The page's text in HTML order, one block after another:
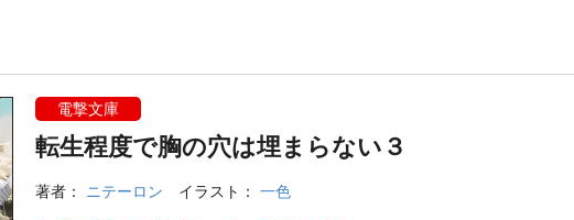
電撃文庫
転生程度で胸の穴は埋まらない３
著者： ニテーロン イラスト： 一色